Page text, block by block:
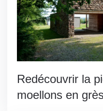
Redécouvrir la
moellons en